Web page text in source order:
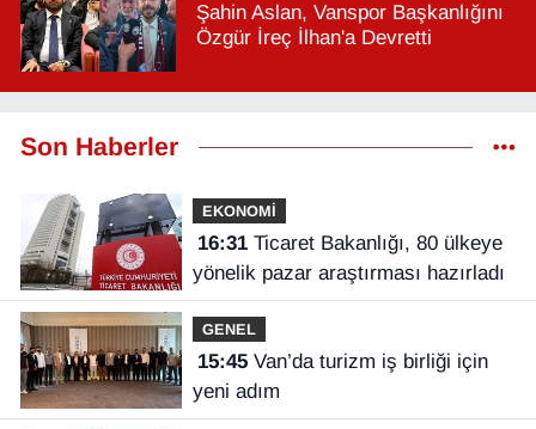
Şahin Aslan, Vanspor Başkanlığını
Özgür İreç İlhan'a Devretti
Son Haberler
EKONOMİ
16:31Ticaret Bakanlığı, 80 ülkeye
yönelik pazar araştırması hazırladı
GENEL
15:45Van’da turizm iş birliği için
yeni adım